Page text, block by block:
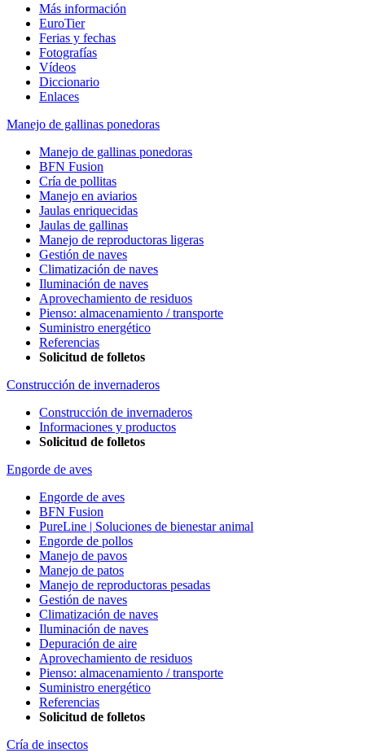
Más información
EuroTier
Ferias y fechas
Fotografías
Vídeos
Diccionario
Enlaces
Manejo de gallinas ponedoras
Manejo de gallinas ponedoras
BFN Fusion
Cría de pollitas
Manejo en aviarios
Jaulas enriquecidas
Jaulas de gallinas
Manejo de reproductoras ligeras
Gestión de naves
Climatización de naves
Iluminación de naves
Aprovechamiento de residuos
Pienso: almacenamiento / transporte
Suministro energético
Referencias
Solicitud de folletos
Construcción de invernaderos
Construcción de invernaderos
Informaciones y productos
Solicitud de folletos
Engorde de aves
Engorde de aves
BFN Fusion
PureLine | Soluciones de bienestar animal
Engorde de pollos
Manejo de pavos
Manejo de patos
Manejo de reproductoras pesadas
Gestión de naves
Climatización de naves
Iluminación de naves
Depuración de aire
Aprovechamiento de residuos
Pienso: almacenamiento / transporte
Suministro energético
Referencias
Solicitud de folletos
Cría de insectos